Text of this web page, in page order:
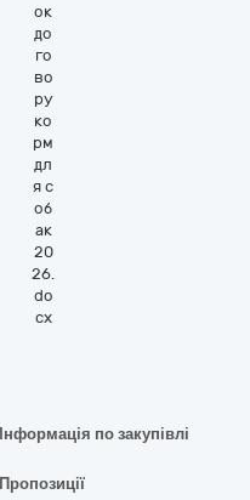
ок
до
го
во
ру
ко
рм
дл
я с
об
ак
20
26.
do
cx
Інформація по закупівлі
Пропозиції